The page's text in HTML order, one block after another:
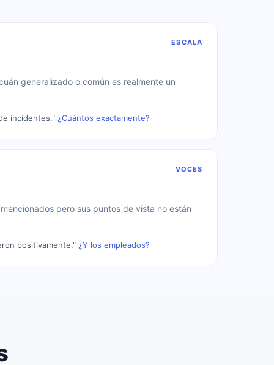
ESCALA
generalizado o común es realmente un
incidentes." ¿Cuántos exactamente?
VOCES
pero sus puntos de vista no están
positivamente." ¿Y los empleados?